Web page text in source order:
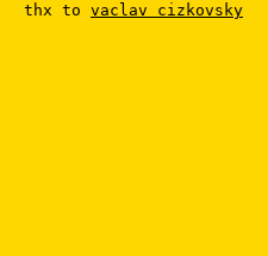
thx to vaclav cizkovsky